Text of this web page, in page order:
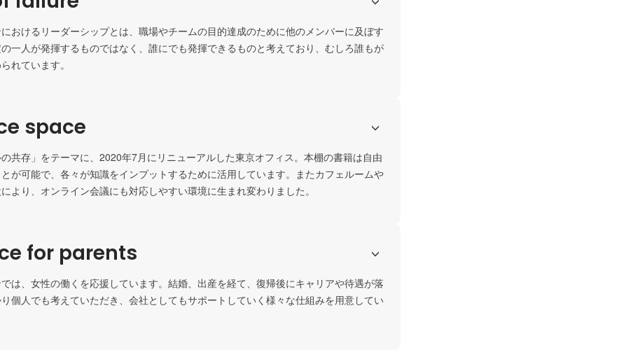
おけるリーダーシップとは、職場やチームの目的達成のために他のメンバーに及ぼす
一人が発揮するものではなく、誰にでも発揮できるものと考えており、むしろ誰もが
れています。
space
の共存」をテーマに、2020年7月にリニューアルした東京オフィス。本棚の書籍は自由
が可能で、各々が知識をインプットするために活用しています。またカフェルームや
より、オンライン会議にも対応しやすい環境に生まれ変わりました。
for parents
は、女性の働くを応援しています。結婚、出産を経て、復帰後にキャリアや待遇が落
個人でも考えていただき、会社としてもサポートしていく様々な仕組みを用意してい